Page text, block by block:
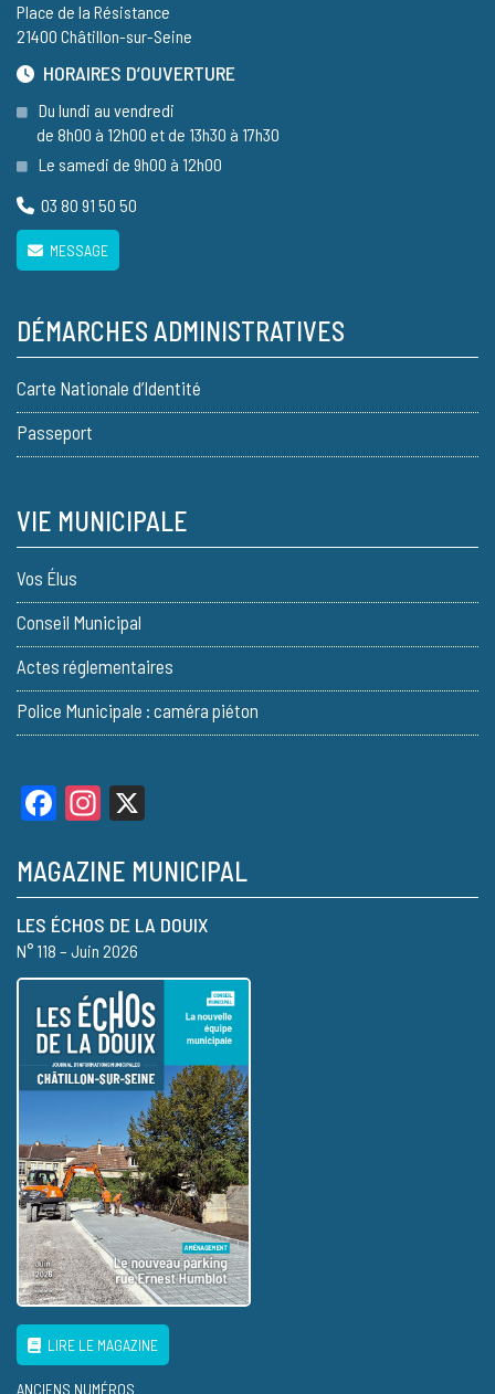
Place de la Résistance
21400 Châtillon-sur-Seine
HORAIRES D’OUVERTURE
Du lundi au vendredi
de 8h00 à 12h00 et de 13h30 à 17h30
Le samedi de 9h00 à 12h00
03 80 91 50 50
MESSAGE
DÉMARCHES ADMINISTRATIVES
Carte Nationale d’Identité
Passeport
VIE MUNICIPALE
Vos Élus
Conseil Municipal
Actes réglementaires
Police Municipale : caméra piéton
FacebookInstagram
MAGAZINE MUNICIPAL
LES ÉCHOS DE LA DOUIX
N° 118 – Juin 2026
LIRE LE MAGAZINE
ANCIENS NUMÉROS